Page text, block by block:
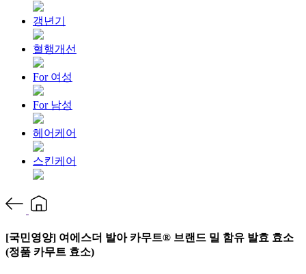
갱년기
혈행개선
For 여성
For 남성
헤어케어
스킨케어
[국민영양] 여에스더 발아 카무트® 브랜드 밀 함유 발효 효소
(정품 카무트 효소)